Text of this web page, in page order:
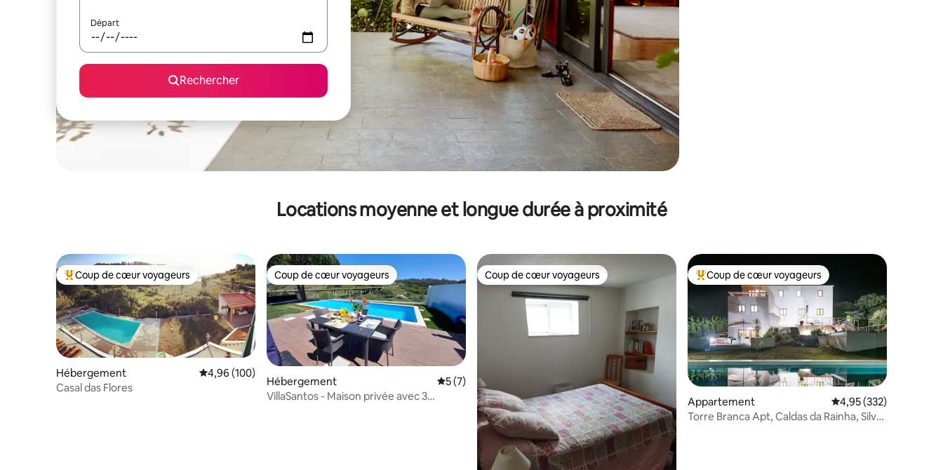
Départ
Rechercher
Locations moyenne et longue durée à proximité
Coups de cœur voyageurs les plus appréciés
Coup de cœur voyageurs
Hébergement Évaluation moyenne sur la base de 100 commentaires : 4,96 sur 5
4,96 (100)
Casal das Flores
Coup de cœur voyageurs
Coup de cœur voyageurs
Hébergement Évaluation moyenne sur la base de 7 commentaires : 5 sur 5
5 (7)
VillaSantos - Maison privée avec 3
Coup de cœur voyageurs
Coup de cœur voyageurs Coups de cœur voyageurs les plus appréciés
Coup de cœur voyageurs
Appartement Évaluation moyenne
4,95 (332)
Torre Branca Apt, Caldas da Rainha, Silver